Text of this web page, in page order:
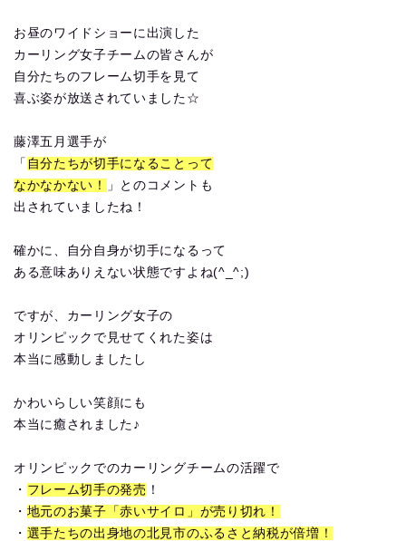
お昼のワイドショーに出演した
カーリング女子チームの皆さんが
自分たちのフレーム切手を見て
喜ぶ姿が放送されていました☆
藤澤五月選手が
「 自分たちが切手になることって
なかなかない！
」とのコメントも
出されていましたね！
確かに、自分自身が切手になるって
ある意味ありえない状態ですよね(^_^;)
ですが、カーリング女子の
オリンピックで見せてくれた姿は
本当に感動しましたし
かわいらしい笑顔にも
本当に癒されました♪
オリンピックでのカーリングチームの活躍で
・ フレーム切手の発売 ！
・ 地元のお菓子「赤いサイロ」が売り切れ！
・ 選手たちの出身地の北見市のふるさと納税が倍増！